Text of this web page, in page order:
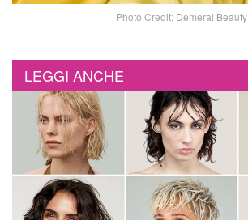
Photo Credit: Demeral Beauty
LEGGI ANCHE